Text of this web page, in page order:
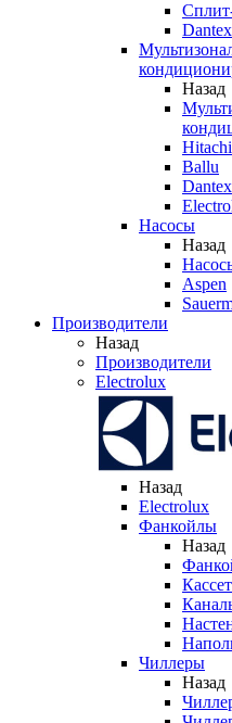
Dantex
Назад
Hitachi
Ballu
Dantex
Насосы
Назад
Aspen
Производители
Назад
Производители
Electrolux
Назад
Electrolux
Фанкойлы
Назад
Чиллеры
Назад